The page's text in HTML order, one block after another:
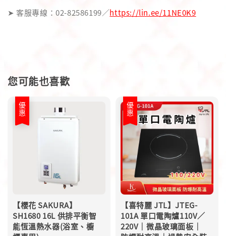
➤ 客服專線：02-82586199／https://lin.ee/11NE0K9
您可能也喜歡
優惠
【櫻花 SAKURA】
SH1680 16L 供排平衡智
能恆溫熱水器(浴室、櫥
優惠
【喜特麗 JTL】JTEG-
101A 單口電陶爐110V／
220V｜微晶玻璃面板｜